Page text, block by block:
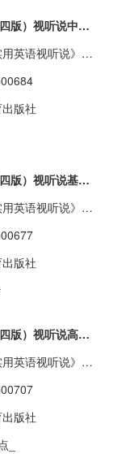
新编实用英语（第四版）视听说中级教程
语视听说》教材改编组
版社
新编实用英语（第四版）视听说基础教程
语视听说》教材改编组
版社
新编实用英语（第四版）视听说高级教程
语视听说》教材改编组
版社
_